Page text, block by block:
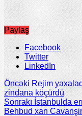
Paylaş
Facebook
Twitter
LinkedIn
ÖncəkiRejim
zindana köçürdü
Sonrakı İstanbulda
Behbud xan